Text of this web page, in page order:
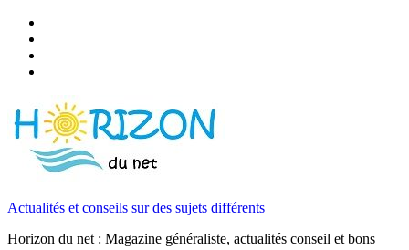
Actualités et conseils sur des sujets différents
Horizon du net : Magazine généraliste, actualités conseil et bons